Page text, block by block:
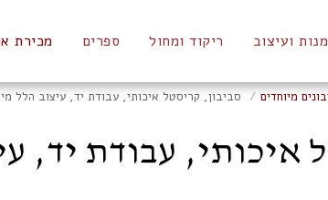
ועיצוב ריקוד ומחול ספרים מכירת
מיוחדים סביבון, קריסטל איכותי, עבודת יד, עיצוב הלל
איכותי, עבודת יד,